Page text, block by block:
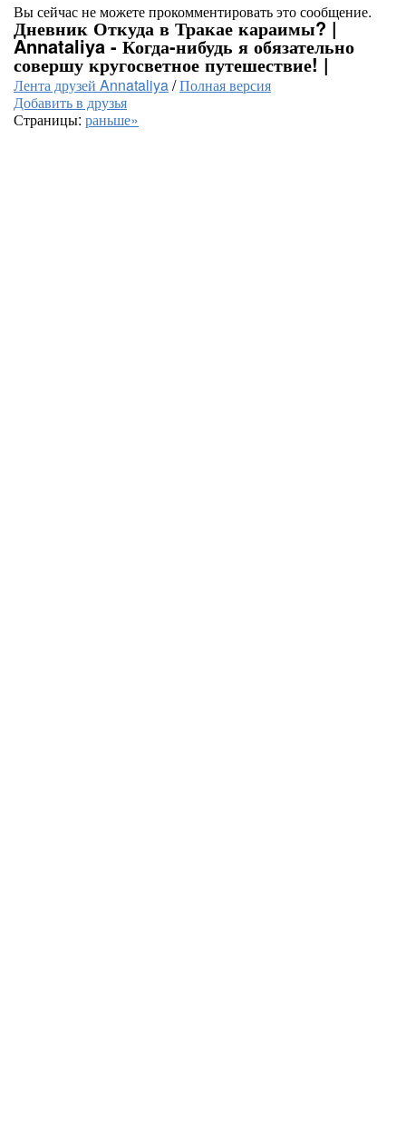
Вы сейчас не можете прокомментировать это сообщение.
Дневник Откуда в Тракае караимы? |
Annataliya - Когда-нибудь я обязательно
совершу кругосветное путешествие! |
Лента друзей Annataliya/Полная версия
Добавить в друзья
Страницы: раньше»